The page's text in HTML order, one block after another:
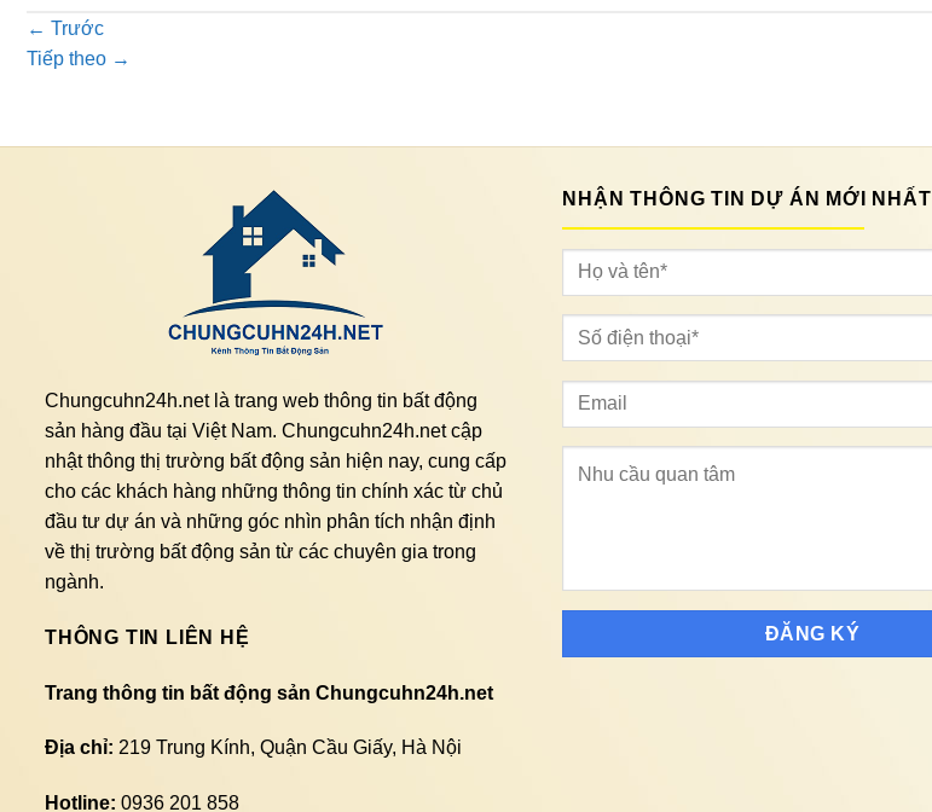
← Trước
Tiếp theo →
Chungcuhn24h.net là trang web thông tin bất động
sản hàng đầu tại Việt Nam. Chungcuhn24h.net cập
nhật thông thị trường bất động sản hiện nay, cung cấp
cho các khách hàng những thông tin chính xác từ chủ
đầu tư dự án và những góc nhìn phân tích nhận định
về thị trường bất động sản từ các chuyên gia trong
ngành.
THÔNG TIN LIÊN HỆ
Trang thông tin bất động sản Chungcuhn24h.net
Địa chỉ: 219 Trung Kính, Quận Cầu Giấy, Hà Nội
Hotline: 0936 201 858
NHẬN THÔNG TIN DỰ ÁN MỚI NHẤT